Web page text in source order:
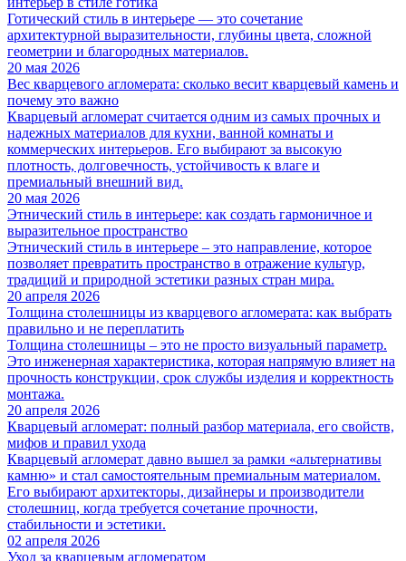
Готический стиль в интерьере — это сочетание
архитектурной выразительности, глубины цвета, сложной
геометрии и благородных материалов.
20 мая 2026
Вес кварцевого агломерата: сколько весит кварцевый камень и
почему это важно
Кварцевый агломерат считается одним из самых прочных и
надежных материалов для кухни, ванной комнаты и
коммерческих интерьеров. Его выбирают за высокую
плотность, долговечность, устойчивость к влаге и
премиальный внешний вид.
20 мая 2026
Этнический стиль в интерьере: как создать гармоничное и
выразительное пространство
Этнический стиль в интерьере – это направление, которое
позволяет превратить пространство в отражение культур,
традиций и природной эстетики разных стран мира.
20 апреля 2026
Толщина столешницы из кварцевого агломерата: как выбрать
правильно и не переплатить
Толщина столешницы – это не просто визуальный параметр.
Это инженерная характеристика, которая напрямую влияет на
прочность конструкции, срок службы изделия и корректность
монтажа.
20 апреля 2026
Кварцевый агломерат: полный разбор материала, его свойств,
мифов и правил ухода
Кварцевый агломерат давно вышел за рамки «альтернативы
камню» и стал самостоятельным премиальным материалом.
Его выбирают архитекторы, дизайнеры и производители
столешниц, когда требуется сочетание прочности,
стабильности и эстетики.
02 апреля 2026
Уход за кварцевым агломератом